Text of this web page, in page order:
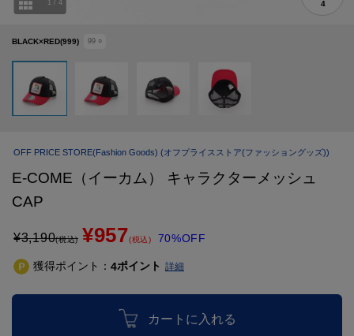
BLACK×RED(999) 99 ○
1 / 4 4
OFF PRICE STORE(Fashion Goods) (オフプライスストア(ファッショングッズ))
E-COME（イーカム） キャラクターメッシュ
CAP
¥3,190(税込) ¥957(税込) 70%OFF
獲得ポイント： 4ポイント 詳細
カートに入れる